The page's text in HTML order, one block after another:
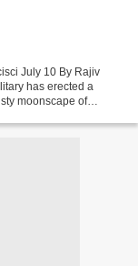
July 10 By Rajiv
has erected a
moonscape of